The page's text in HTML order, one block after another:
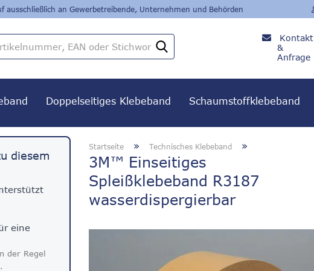
ausschließlich an Gewerbetreibende, Unternehmen und Behörden
Artikelnummer,
Stichwort
Kontakt
&
Anfrage
8382 /
80
Doppelseitiges Klebeband Schaumstoffklebeband
Startseite » Technisches Klebeband »
3M™ Einseitiges
Spleißklebeband R3187
wasserdispergierbar
diesem
eine
der Regel